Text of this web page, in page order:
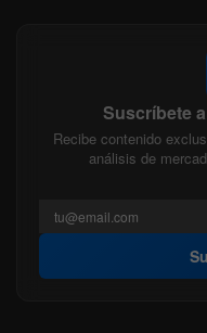
Suscríbete
Recibe contenido
análisis de